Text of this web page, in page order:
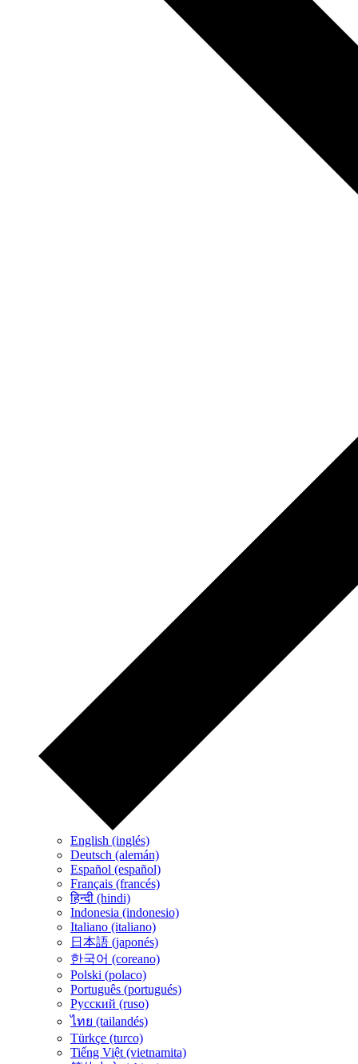
English (inglés)
Deutsch (alemán)
Español (español)
Français (francés)
हिन्दी (hindi)
Indonesia (indonesio)
Italiano (italiano)
日本語 (japonés)
한국어 (coreano)
Polski (polaco)
Português (portugués)
Русский (ruso)
ไทย (tailandés)
Türkçe (turco)
Tiếng Việt (vietnamita)